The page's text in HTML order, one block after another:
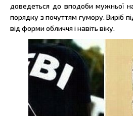
доведеться до вподоби мужньої
порядку з почуттям гумору. Виріб
від форми обличчя і навіть віку.